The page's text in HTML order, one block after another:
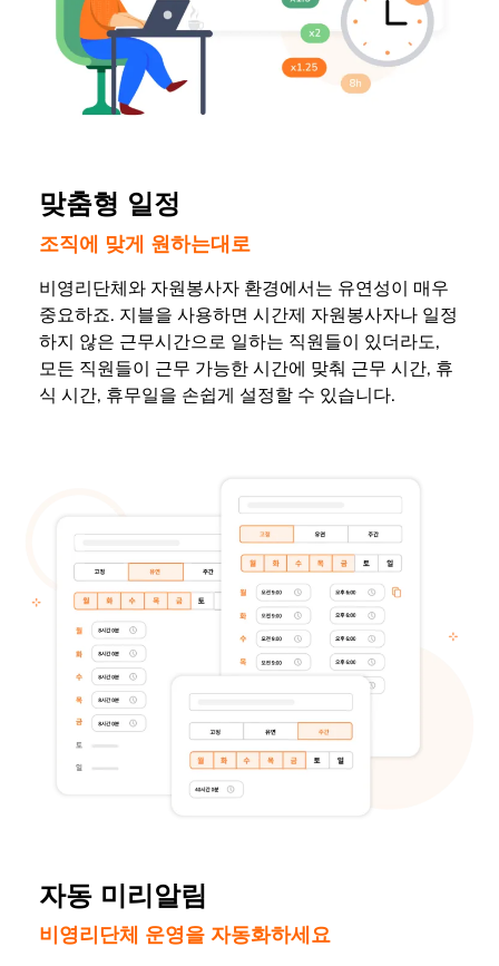
맞춤형 일정
조직에 맞게 원하는대로
비영리단체와 자원봉사자 환경에서는 유연성이 매우
중요하죠. 지블을 사용하면 시간제 자원봉사자나 일정
하지 않은 근무시간으로 일하는 직원들이 있더라도,
모든 직원들이 근무 가능한 시간에 맞춰 근무 시간, 휴
식 시간, 휴무일을 손쉽게 설정할 수 있습니다.
자동 미리알림
비영리단체 운영을 자동화하세요